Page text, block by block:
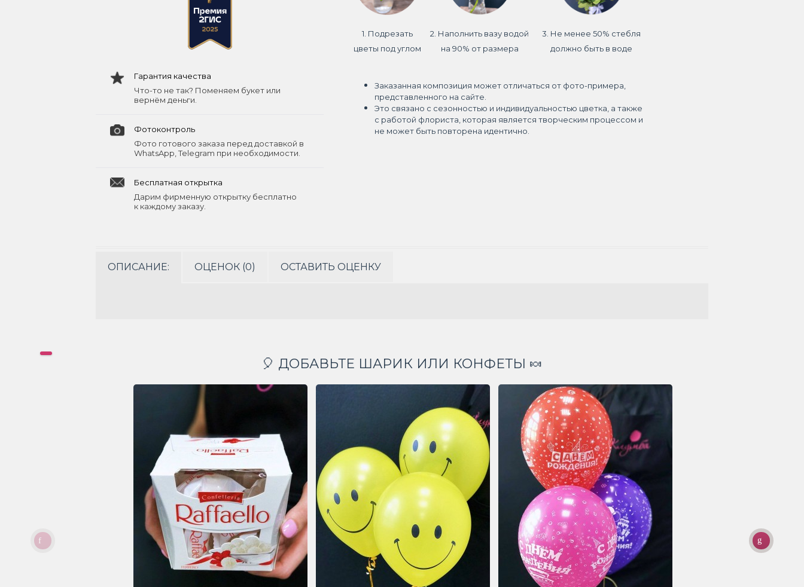
Гарантия качества
Что-то не так? Поменяем букет или
вернём деньги.
Фотоконтроль
Фото готового заказа перед доставкой в
WhatsApp, Telegram при необходимости.
Бесплатная открытка
Дарим фирменную открытку бесплатно
к каждому заказу.
1. Подрезать
цветы под углом
2. Наполнить вазу водой
на 90% от размера
3. Не менее 50% стебля
должно быть в воде
Заказанная композиция может отличаться от фото-примера,
представленного на сайте.
Это связано с сезонностью и индивидуальностью цветка, а также
с работой флориста, которая является творческим процессом и
не может быть повторена идентично.
ОПИСАНИЕ: ОЦЕНОК (0) ОСТАВИТЬ ОЦЕНКУ
🎈 ДОБАВЬТЕ ШАРИК ИЛИ КОНФЕТЫ 🍬